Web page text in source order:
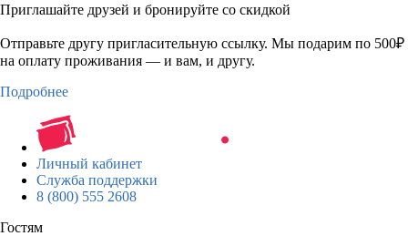
Приглашайте друзей и бронируйте со скидкой
Отправьте другу пригласительную ссылку. Мы подарим по 500₽
на оплату проживания — и вам, и другу.
Подробнее
Личный кабинет
Служба поддержки
8 (800) 555 2608
Гостям